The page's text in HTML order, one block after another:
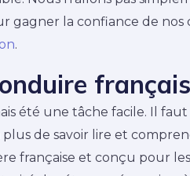
gagner la confiance de
.
français
été une tâche facile. Il
de savoir lire et
française et conçu pour